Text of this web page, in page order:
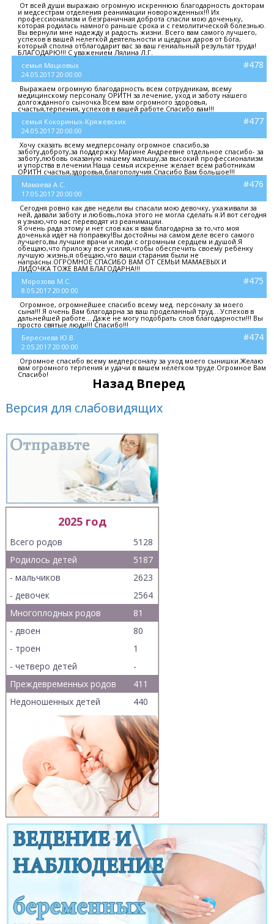
От всей души выражаю огромную искреннюю благодарность докторам
и медсестрам отделения реанимации новорожденных!!! Их
профессионализм и безграничная доброта спасли мою доченьку,
которая родилась намного раньше срока и с гемолитической болезнью.
Вы вернули мне надежду и радость жизни. Всего вам самого лучшего,
успехов в вашей нелегкой деятельности и щедрых даров от Бога,
который сполна отблагодарит вас за ваш гениальный результат труда!
БЛАГОДАРЮ!!! С уважением Лялина Л.Г.
семья Мацковых
24.05.2017 20:00:00
#478
Выражаем огромную благодарность всем сотрудникам, всему
медицинскому персоналу ОРИТН за лечение, уход и заботу нашего
долгожданного сыночка.Всем вам огромного здоровья,
счастья,терпения, успехов в вашей работе.Спасибо вам!!!
семья Кокориных-Кряжевских
24.05.2017 20:00:00
#477
Хочу сказать всему медперсоналу огромное спасибо,за
заботу,доброту,за поддержку.Марине Андреевне отдельное спасибо- за
заботу,любовь оказаную нашему малышу,за высокий профессионализм
и упорства в лечении.Наша семья искренне желает всем работникам
ОРИТН счастья,здоровья,благополучия.Спасибо Вам большое!!!
Мамаева А.С.
17.05.2017 20:00:00
#476
Сегодня ровно как две недели вы спасали мою девочку, ухаживали за
ней, давали заботу и любовь,пока этого не могла сделать я.И вот сегодня
я узнаю,что нас переводят из реанимации.
Я очень рада этому и нет слов как я вам благодарна за то,что моя
доченька идёт на поправку!Вы достойны на самом деле всего самого
лучшего,вы лучшие врачи и люди с огромным сердцем и душой.Я
обещаю,что приложу все усилия,чтобы обеспечить своему ребёнку
лучшую жизнь,я обещаю,что ваши старания были не
напрасны.ОГРОМНОЕ СПАСИБО ВАМ ОТ СЕМЬИ МАМАЕВЫХ И
ЛИДОЧКА ТОЖЕ ВАМ БЛАГОДАРНА!!!
Морозова М.С.
8.05.2017 20:00:00
#475
Огромное, огромнейшее спасибо всему мед. персоналу за моего
сына!!! Я очень Вам благодарна за ваш проделанный труд... Успехов в
дальнейшей работе... Даже не могу подобрать слов благодарности!!! Вы
просто святые люди!!! Спасибо!!!
Береснева Ю.В.
2.05.2017 20:00:00
#474
Огромное спасибо всему медперсоналу за уход моего сынишки.Желаю
вам огромного терпения и удачи в вашем нелёгком труде.Огромное Вам
Спасибо!
Назад Вперед
Версия для слабовидящих
2025 год
Всего родов
5128
Родилось детей
5187
- мальчиков
2623
- девочек
2564
Многоплодных родов
81
- двоен
80
- троен
1
- четверо детей
-
Преждевременных родов
411
Недоношенных детей
440